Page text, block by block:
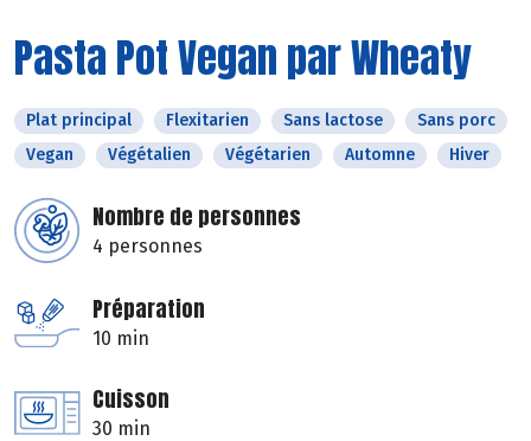
Pasta Pot Vegan par Wheaty
Plat principal Flexitarien Sans lactose
Sans porc
Vegan
Végétalien Végétarien Automne Hiver
Nombre de personnes
4 personnes
Préparation
10 min
Cuisson
30 min